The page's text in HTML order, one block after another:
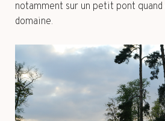
notamment sur un petit pont quand
domaine.